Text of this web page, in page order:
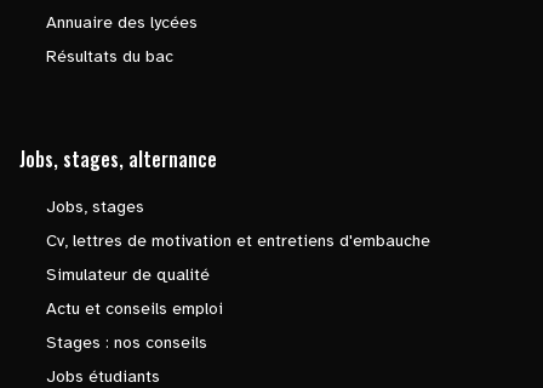
Annuaire des lycées
Résultats du bac
Jobs, stages, alternance
Jobs, stages
Cv, lettres de motivation et entretiens d'embauche
Simulateur de qualité
Actu et conseils emploi
Stages : nos conseils
Jobs étudiants